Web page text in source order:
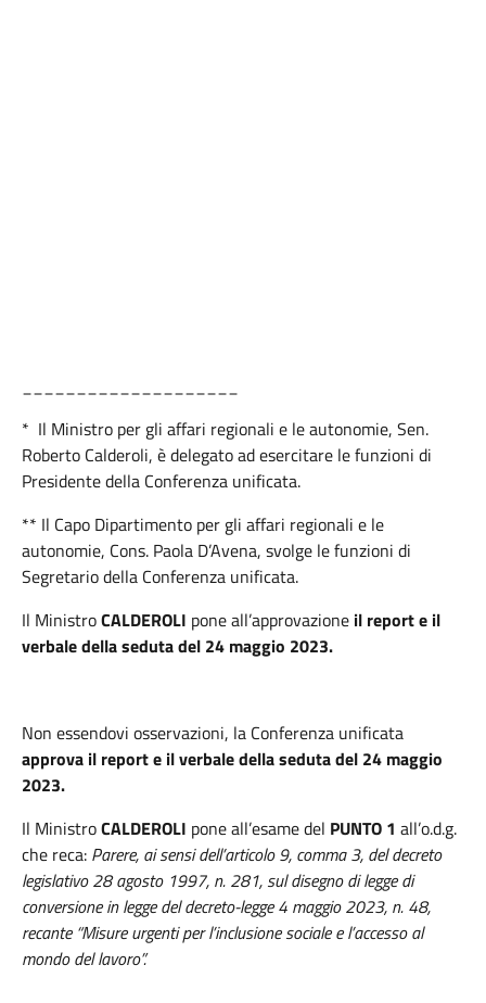
* Il Ministro per gli affari regionali e le autonomie, Sen.
Roberto Calderoli, è delegato ad esercitare le funzioni di
Presidente della Conferenza unificata.
** Il Capo Dipartimento per gli affari regionali e le
autonomie, Cons. Paola D’Avena, svolge le funzioni di
Segretario della Conferenza unificata.
Il MinistroCALDEROLI pone all’approvazione il report e il
verbale della seduta del 24 maggio 2023.
Non essendovi osservazioni, la Conferenza unificata
approva il report e il verbale della seduta del 24 maggio
2023.
Il MinistroCALDEROLI pone all’esame del PUNTO 1 all’o.d.g.
che reca: Parere, ai sensi dell’articolo 9, comma 3, del decreto
legislativo 28 agosto 1997, n. 281, sul disegno di legge di
conversione in legge del decreto-legge 4 maggio 2023, n. 48,
recante “Misure urgenti per l’inclusione sociale e l’accesso al
mondo del lavoro”.